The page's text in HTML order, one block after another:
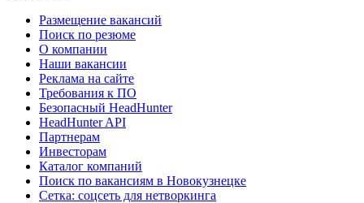
Размещение вакансий
Поиск по резюме
О компании
Наши вакансии
Реклама на сайте
Требования к ПО
Безопасный HeadHunter
HeadHunter API
Партнерам
Инвесторам
Каталог компаний
Поиск по вакансиям в Новокузнецке
Сетка: соцсеть для нетворкинга